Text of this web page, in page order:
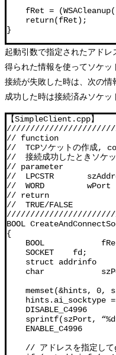
fRet =
    return(fRet);
}
起動引数で指定されたアド
得られた情報を使ってソケッ
接続が失敗した時は、次の
成功した時は接続済みソケッ
【SimpleClient.cpp】
// function
//  TCPソケットの作成,
//  接続成功したときソケ
// parameter
//  LPCSTR
//  WORD         wPort
// return
//  TRUE/FALSE
BOOL
{
BOOL
    SOCKET    fd;
struct addrinfo
char
memset(&hints, 0,
hints.ai_socktype
    DISABLE_C4996
sprintf(szPort,
    ENABLE_C4996
// アドレスを指定し